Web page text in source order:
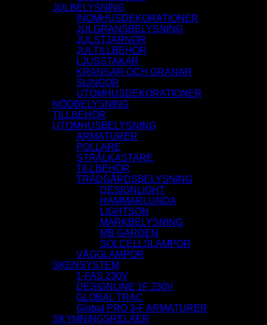
JULBELYSNING
INOMHUSDEKORATIONER
JULGRANSBELYSNING
JULSTJÄRNOR
JULTILLBEHÖR
LJUSSTAKAR
KRANSAR OCH GRANAR
SLINGOR
UTOMHUSDEKORATIONER
NÖDBELYSNING
TILLBEHÖR
UTOMHUSBELYSNING
ARMATURER
POLLARE
STRÅLKASTARE
TILLBEHÖR
TRÄDGÅRDSBELYSNING
DESIGNLIGHT
HAMMARLUNDA
LIGHTSON
MARKBELYSNING
MB GARDEN
SOLCELLSLAMPOR
VÄGGLAMPOR
SKENSYSTEM
1-FAS 230V
DESIGNLINE 1F 230V
GLOBAL TRAC
Global PRO 3-F ARMATURER
SKYMNINGSRELÄER